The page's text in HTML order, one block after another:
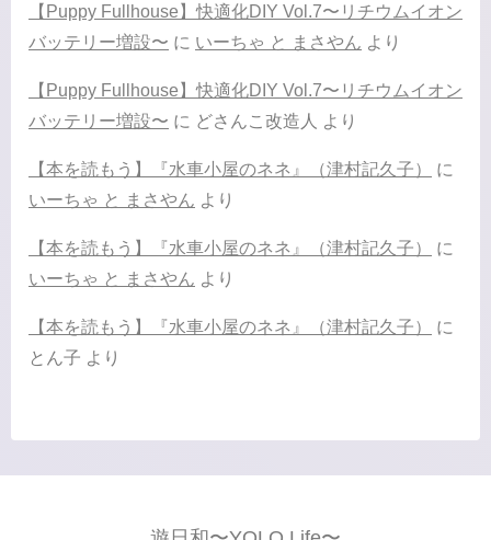
【Puppy Fullhouse】快適化DIY Vol.7〜リチウムイオン
バッテリー増設〜 に いーちゃ と まさやん より
【Puppy Fullhouse】快適化DIY Vol.7〜リチウムイオン
バッテリー増設〜 に どさんこ改造人 より
【本を読もう】『水車小屋のネネ』（津村記久子）
に
いーちゃ と まさやん より
【本を読もう】『水車小屋のネネ』（津村記久子）
に
いーちゃ と まさやん より
【本を読もう】『水車小屋のネネ』（津村記久子）
に
とん子 より